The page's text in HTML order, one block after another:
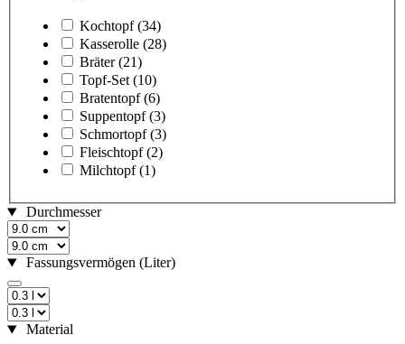
Kochtopf (34)
Kasserolle (28)
Bräter (21)
Topf-Set (10)
Bratentopf (6)
Suppentopf (3)
Schmortopf (3)
Fleischtopf (2)
Milchtopf (1)
Durchmesser
Fassungsvermögen (Liter)
Material